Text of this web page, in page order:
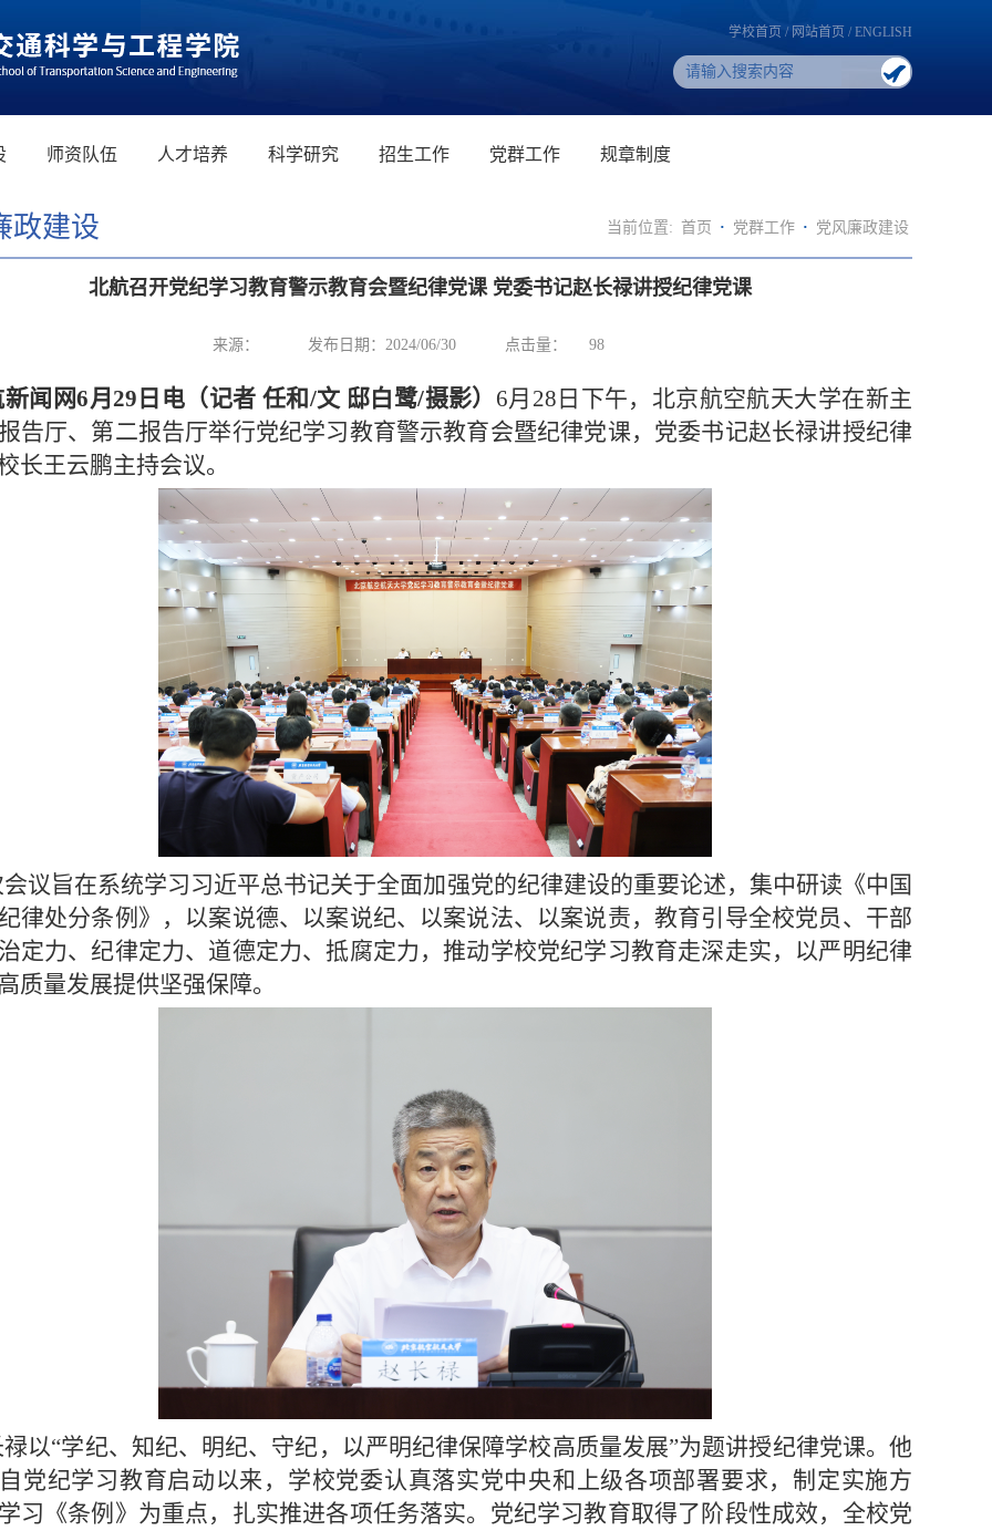
学校首页 / 网站首页 / ENGLISH
师资队伍 人才培养 科学研究 招生工作 党群工作 规章制度
政建设 当前位置: 首页 · 党群工作 · 党风廉政建设
北航召开党纪学习教育警示教育会暨纪律党课 党委书记赵长禄讲授纪律党课
来源： 发布日期：2024/06/30 点击量： 98
闻网6月29日电（记者 任和/文 邸白鹭/摄影） 6月28日下午，北京航空航天大学在新主
告厅、第二报告厅举行党纪学习教育警示教育会暨纪律党课，党委书记赵长禄讲授纪律
长王云鹏主持会议。
会议旨在系统学习习近平总书记关于全面加强党的纪律建设的重要论述，集中研读《中国
律处分条例》，以案说德、以案说纪、以案说法、以案说责，教育引导全校党员、干部
定力、纪律定力、道德定力、抵腐定力，推动学校党纪学习教育走深走实，以严明纪律
质量发展提供坚强保障。
以“学纪、知纪、明纪、守纪，以严明纪律保障学校高质量发展”为题讲授纪律党课。他
党纪学习教育启动以来，学校党委认真落实党中央和上级各项部署要求，制定实施方
习《条例》为重点，扎实推进各项任务落实。党纪学习教育取得了阶段性成效，全校党